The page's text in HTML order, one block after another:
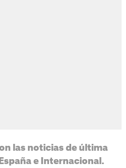
las noticias de última
e Internacional.